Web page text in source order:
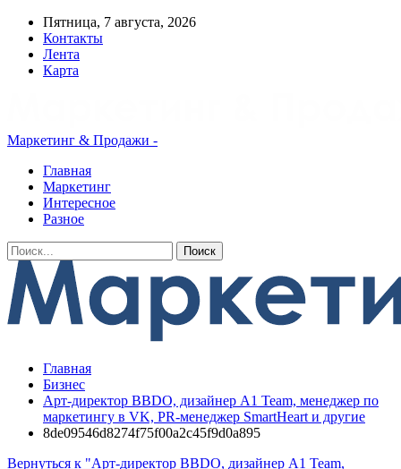
Пятница, 7 августа, 2026
Контакты
Лента
Карта
Маркетинг & Продажи -
Главная
Маркетинг
Интересное
Разное
Главная
Бизнес
Арт-директор BBDO, дизайнер A1 Team, менеджер по
маркетингу в VK, PR-менеджер SmartHeart и другие
8de09546d8274f75f00a2c45f9d0a895
Вернуться к "Арт-директор BBDO, дизайнер A1 Team,